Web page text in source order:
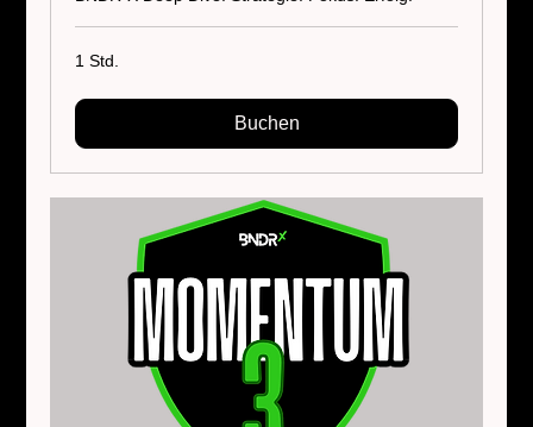
1 Std.
Buchen